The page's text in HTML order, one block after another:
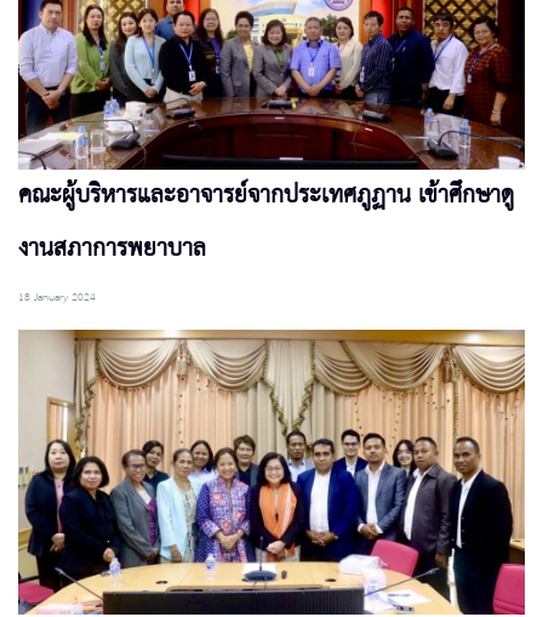
คณะผู้บริหารและอาจารย์จากประเทศภูฏาน เข้าศึกษาดู
งานสภาการพยาบาล
18 January 2024